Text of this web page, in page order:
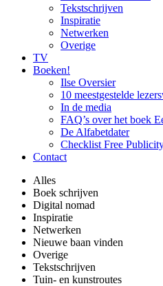
Tekstschrijven
Inspiratie
Netwerken
Overige
TV
Boeken!
Ilse Oversier
10 meestgestelde
In de media
FAQ’s over het boek
De Alfabetdater
Checklist Free
Contact
Alles
Boek schrijven
Digital nomad
Inspiratie
Netwerken
Nieuwe baan vinden
Overige
Tekstschrijven
Tuin- en kunstroutes